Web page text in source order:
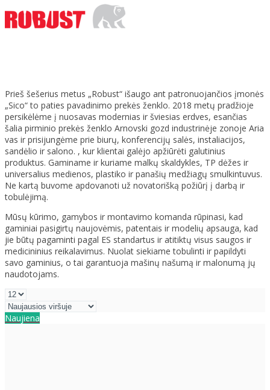
Prieš šešerius metus „Robust“ išaugo ant patronuojančios įmonės
„Sico“ to paties pavadinimo prekės ženklo. 2018 metų pradžioje
persikėlėme į nuosavas modernias ir šviesias erdves, esančias
šalia pirminio prekės ženklo Arnovski gozd industrinėje zonoje Aria
vas ir prisijungėme prie biurų, konferencijų salės, instaliacijos,
sandėlio ir salono. , kur klientai galėjo apžiūrėti galutinius
produktus. Gaminame ir kuriame malkų skaldykles, TP dėžes ir
universalius medienos, plastiko ir panašių medžiagų smulkintuvus.
Ne kartą buvome apdovanoti už novatorišką požiūrį į darbą ir
tobulėjimą.
Mūsų kūrimo, gamybos ir montavimo komanda rūpinasi, kad
gaminiai pasigirtų naujovėmis, patentais ir modelių apsauga, kad
jie būtų pagaminti pagal ES standartus ir atitiktų visus saugos ir
medicininius reikalavimus. Nuolat siekiame tobulinti ir papildyti
savo gaminius, o tai garantuoja mašinų našumą ir malonumą jų
naudotojams.
Naujiena